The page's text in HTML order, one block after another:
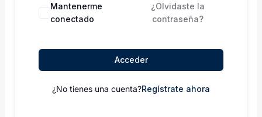
Mantenerme
conectado
¿Olvidaste la
contraseña?
Acceder
¿No tienes una cuenta?Regístrate ahora